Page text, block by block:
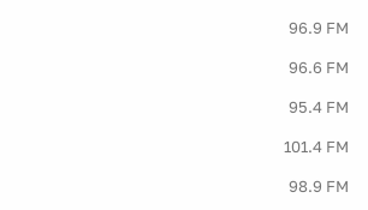
96.9 FM
96.6 FM
95.4 FM
101.4 FM
98.9 FM